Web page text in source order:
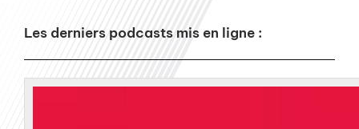
Les derniers podcasts mis en ligne :